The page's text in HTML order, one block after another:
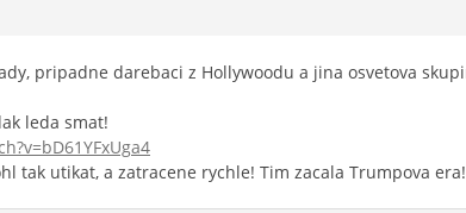
pripadne darebaci z Hollywoodu a jina osvetova
leda smat!
tak utikat, a zatracene rychle! Tim zacala Trumpova era!